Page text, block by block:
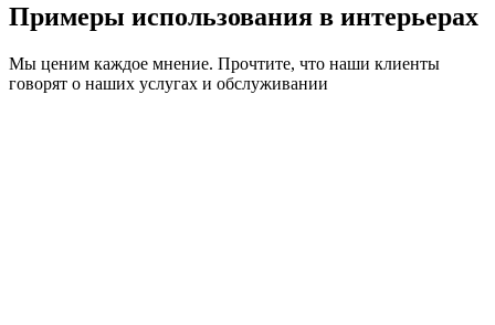
Примеры использования в интерьерах
Мы ценим каждое мнение. Прочтите, что наши клиенты
говорят о наших услугах и обслуживании